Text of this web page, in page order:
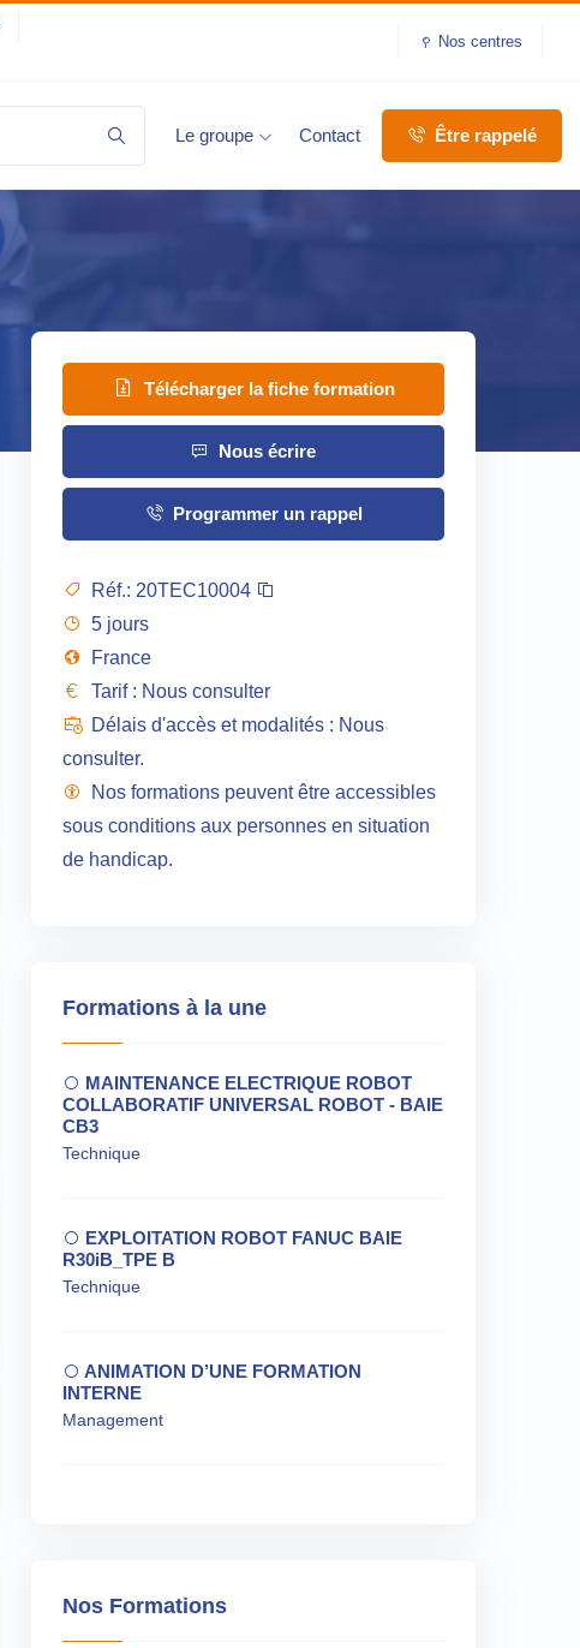
Nos centres
Le groupe Contact Être rappelé
Télécharger la fiche formation
Nous écrire
Programmer un rappel
Réf.: 20TEC10004
5 jours
France
Tarif : Nous consulter
Délais d'accès et modalités : Nous
consulter.
Nos formations peuvent être accessibles
sous conditions aux personnes en situation
de handicap.
Formations à la une
MAINTENANCE ELECTRIQUE ROBOT
COLLABORATIF UNIVERSAL ROBOT - BAIE
CB3
Technique
EXPLOITATION ROBOT FANUC BAIE
R30iB_TPE B
Technique
ANIMATION D’UNE FORMATION
INTERNE
Management
Nos Formations